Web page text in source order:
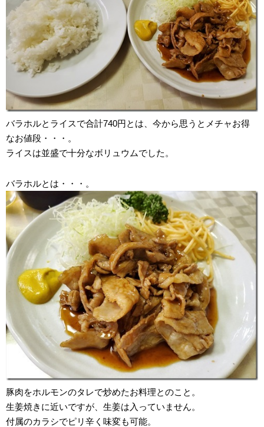
バラホルとライスで合計740円とは、今から思うとメチャお得
なお値段・・・。
ライスは並盛で十分なボリュウムでした。
バラホルとは・・・。
豚肉をホルモンのタレで炒めたお料理とのこと。
生姜焼きに近いですが、生姜は入っていません。
付属のカラシでピリ辛く味変も可能。